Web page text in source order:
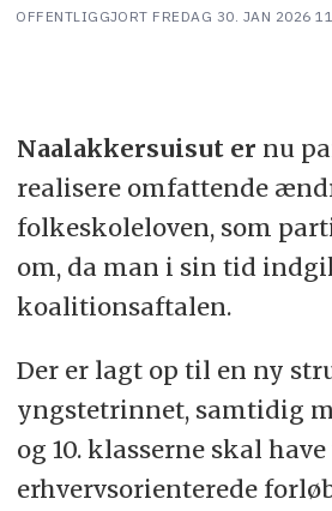
OFFENTLIGGJORT FREDAG 30. JAN 2026
Naalakkersuisut er nu
realisere omfattende
folkeskoleloven, som
om, da man i sin tid
koalitionsaftalen.
Der er lagt op til en ny
yngstetrinnet, samtidig
og 10. klasserne skal
erhvervsorienterede